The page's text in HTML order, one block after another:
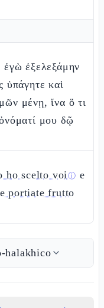
ἐγὼ ἐξελεξάμην
ὑπάγητε καὶ
μένῃ, ἵνα ὅ τι
μου δῷ
ho scelto voiⓘ e
portiate frutto
halakhico